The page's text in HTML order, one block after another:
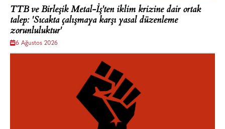
TTB ve Birleşik Metal-İş'ten iklim krizine dair ortak
talep: 'Sıcakta çalışmaya karşı yasal düzenleme
zorunluluktur'
6 Ağustos 2026